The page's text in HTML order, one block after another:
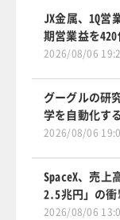
JX金属、1Q
期営業益を
2026/08/06
グーグルの研
学を自動化す
2026/08/06
SpaceX、売上
2.5兆円」の衝
2026/08/06